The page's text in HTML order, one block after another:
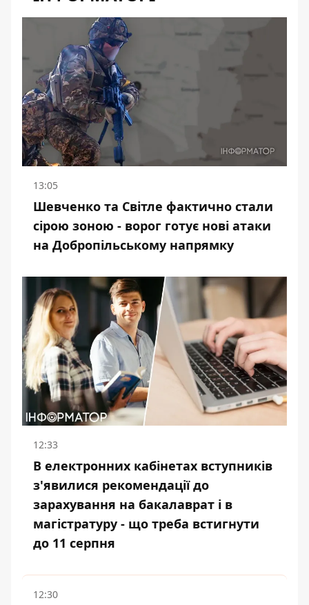
13:05
Шевченко та Світле фактично стали
сірою зоною - ворог готує нові атаки
на Добропільському напрямку
12:33
В електронних кабінетах вступників
з'явилися рекомендації до
зарахування на бакалаврат і в
магістратуру - що треба встигнути
до 11 серпня
12:30